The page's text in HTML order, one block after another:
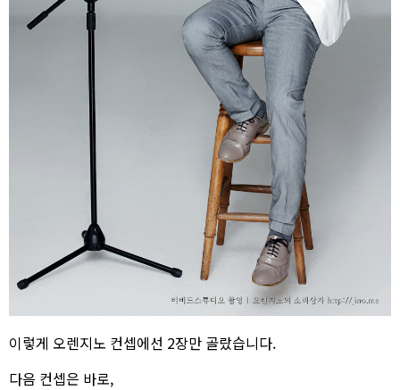
이렇게 오렌지노 컨셉에선 2장만 골랐습니다.
다음 컨셉은 바로,